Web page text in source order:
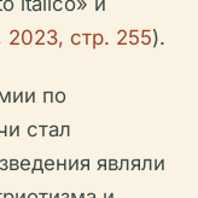
2023, стр. 255).
по
стал
являли